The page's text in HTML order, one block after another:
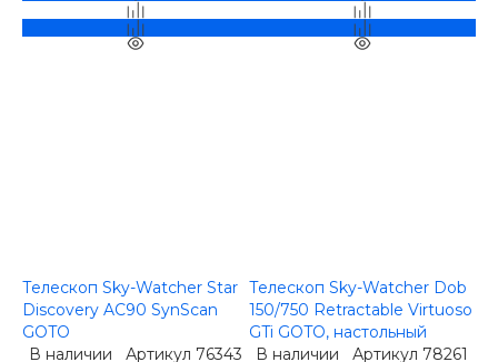
Телескоп Sky-Watcher Star
Discovery AC90 SynScan
GOTO
В наличии
Артикул 76343
Телескоп Sky-Watcher Dob
150/750 Retractable Virtuoso
GTi GOTO, настольный
В наличии
Артикул 78261